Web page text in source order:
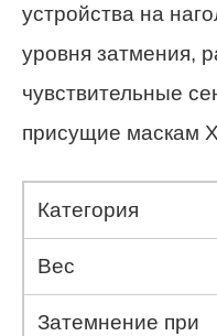
устройства на
уровня затмения,
чувствительные
присущие маскам
Категория
Вес
Затемнение при